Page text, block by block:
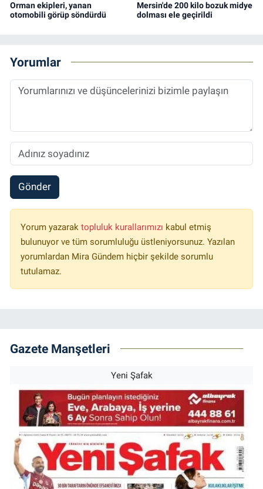
Orman ekipleri, yanan
otomobili görüp söndürdü
Mersin'de 200 kilo bozuk midye
dolması ele geçirildi
Yorumlar
Gönder
Yorum yazarak topluluk kurallarımızı kabul etmiş
bulunuyor ve tüm sorumluluğu üstleniyorsunuz. Yazılan
yorumlardan Mira Gündem hiçbir şekilde sorumlu
tutulamaz.
Gazete Manşetleri
Yeni Şafak